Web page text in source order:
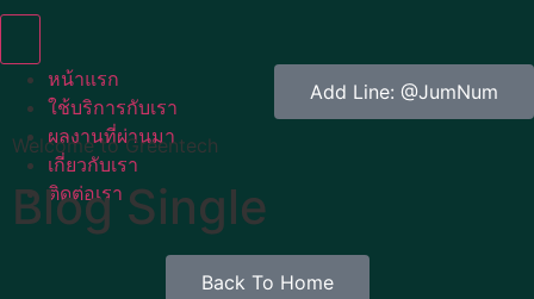
หน้าแรก
ใช้บริการกับเรา
ผลงานที่ผ่านมา
เกี่ยวกับเรา
ติดต่อเรา
Add Line: @JumNum
Welcome to Greentech
Blog Single
Back To Home